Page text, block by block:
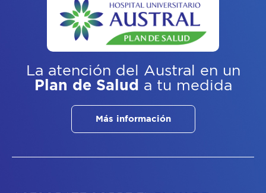
La atención del Austral
en un
Plan de Salud a tu medida
Más información